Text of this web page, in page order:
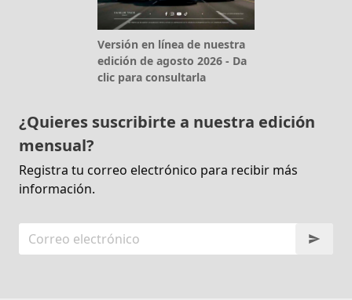
Versión en línea de nuestra
edición de agosto 2026 - Da
clic para consultarla
¿Quieres suscribirte a nuestra edición
mensual?
Registra tu correo electrónico para recibir más
información.